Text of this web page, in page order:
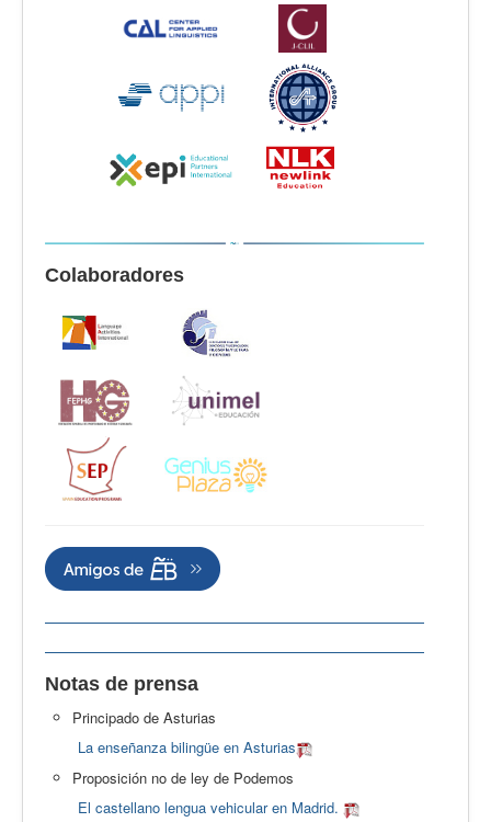
Colaboradores
Notas de prensa
Principado de Asturias
La enseñanza bilingüe en Asturias
Proposición no de ley de Podemos
El castellano lengua vehicular en Madrid.